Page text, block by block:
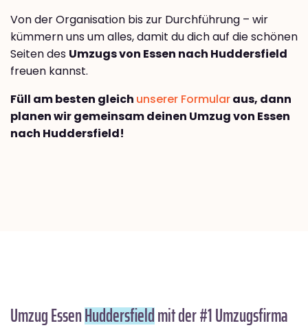
Von der Organisation bis zur Durchführung – wir
kümmern uns um alles, damit du dich auf die schönen
Seiten des Umzugs von Essen nach Huddersfield
freuen kannst.
Füll am besten gleich unserer Formularaus, dann
planen wir gemeinsam deinen Umzug von Essen
nach Huddersfield!
Umzug EssenHuddersfieldmit der #1 Umzugsfirma